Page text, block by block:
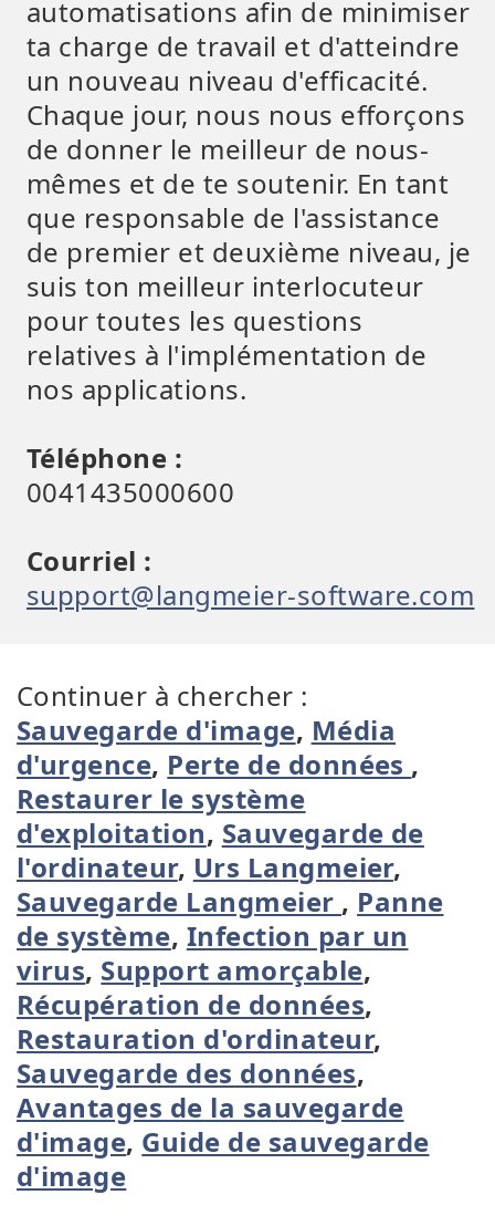
automatisations afin de minimiser
ta charge de travail et d'atteindre
un nouveau niveau d'efficacité.
Chaque jour, nous nous efforçons
de donner le meilleur de nous-
mêmes et de te soutenir. En tant
que responsable de l'assistance
de premier et deuxième niveau, je
suis ton meilleur interlocuteur
pour toutes les questions
relatives à l'implémentation de
nos applications.
Téléphone :
0041435000600
Courriel :
support@langmeier-software.com
Continuer à chercher :
Sauvegarde d'image, Média
d'urgence, Perte de données ,
Restaurer le système
d'exploitation, Sauvegarde de
l'ordinateur, Urs Langmeier,
Sauvegarde Langmeier , Panne
de système, Infection par un
virus, Support amorçable,
Récupération de données,
Restauration d'ordinateur,
Sauvegarde des données,
Avantages de la sauvegarde
d'image, Guide de sauvegarde
d'image